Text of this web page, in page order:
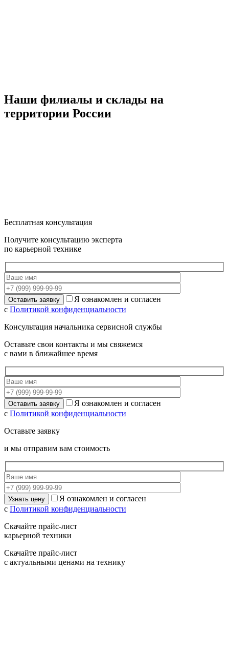
Наши филиалы и склады на
территории России
Бесплатная консультация
Получите консультацию эксперта
по карьерной технике
Я ознакомлен и согласен
с Политикой конфиденциальности
Консультация начальника сервисной службы
Оставьте свои контакты и мы свяжемся
с вами в ближайшее время
Я ознакомлен и согласен
с Политикой конфиденциальности
Оставьте заявку
и мы отправим вам стоимость
Я ознакомлен и согласен
с Политикой конфиденциальности
Скачайте прайс-лист
карьерной техники
Скачайте прайс-лист
с актуальными ценами на технику